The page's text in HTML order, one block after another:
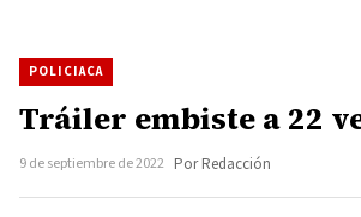
POLICIACA
Tráiler embiste a 22
9 de septiembre de 2022 Por Redacción